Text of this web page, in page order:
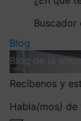
Blog
Blog de la
Recíbenos y
Habla(mos) de